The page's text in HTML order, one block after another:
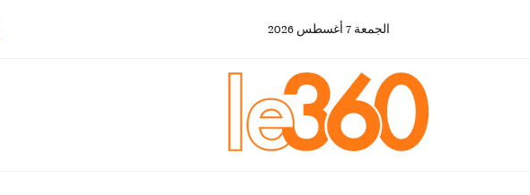
الجمعة 7 أغسطس 2026